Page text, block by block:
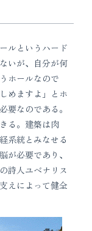
ルというハード
いが、自分が何
ホールなので
めますよ」とホ
要なのである。
る。建築は肉
系統とみなせる
が必要であり、
詩人ユベナリス
えによって健全